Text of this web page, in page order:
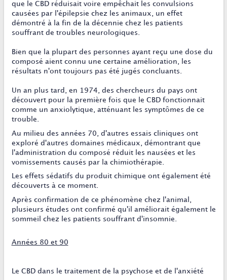
que le CBD réduisait voire empêchait les convulsions
causées par l'épilepsie chez les animaux, un effet
démontré à la fin de la décennie chez les patients
souffrant de troubles neurologiques.
Bien que la plupart des personnes ayant reçu une dose du
composé aient connu une certaine amélioration, les
résultats n'ont toujours pas été jugés concluants.
Un an plus tard, en 1974, des chercheurs du pays ont
découvert pour la première fois que le CBD fonctionnait
comme un anxiolytique, atténuant les symptômes de ce
trouble.
Au milieu des années 70, d'autres essais cliniques ont
exploré d'autres domaines médicaux, démontrant que
l'administration du composé réduit les nausées et les
vomissements causés par la chimiothérapie.
Les effets sédatifs du produit chimique ont également été
découverts à ce moment.
Après confirmation de ce phénomène chez l'animal,
plusieurs études ont confirmé qu'il améliorait également le
sommeil chez les patients souffrant d'insomnie.
Années 80 et 90
Le CBD dans le traitement de la psychose et de l'anxiété